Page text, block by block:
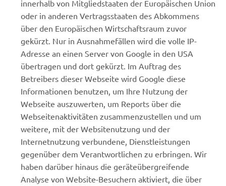
innerhalb von Mitgliedstaaten der Europäischen Union
oder in anderen Vertragsstaaten des Abkommens
über den Europäischen Wirtschaftsraum zuvor
gekürzt. Nur in Ausnahmefällen wird die volle IP-
Adresse an einen Server von Google in den USA
übertragen und dort gekürzt. Im Auftrag des
Betreibers dieser Webseite wird Google diese
Informationen benutzen, um Ihre Nutzung der
Webseite auszuwerten, um Reports über die
Webseitenaktivitäten zusammenzustellen und um
weitere, mit der Websitenutzung und der
Internetnutzung verbundene, Dienstleistungen
gegenüber dem Verantwortlichen zu erbringen. Wir
haben darüber hinaus die geräteübergreifende
Analyse von Website-Besuchern aktiviert, die über